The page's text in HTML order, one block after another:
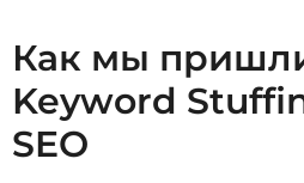
Как мы
Keyword
SEO